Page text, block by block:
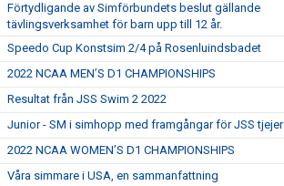
Förtydligande av Simförbundets beslut gällande
tävlingsverksamhet för barn upp till 12 år.
Speedo Cup Konstsim 2/4 på Rosenluindsbadet
2022 NCAA MEN’S D1 CHAMPIONSHIPS
Resultat från JSS Swim 2 2022
Junior - SM i simhopp med framgångar för JSS tjejer
2022 NCAA WOMEN’S D1 CHAMPIONSHIPS
Våra simmare i USA, en sammanfattning